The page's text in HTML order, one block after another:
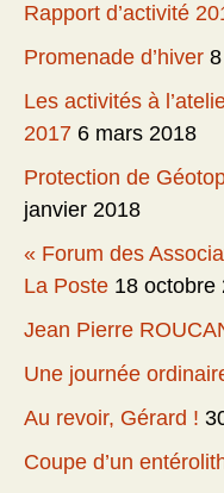
Rapport d’activité
Promenade d’hiver
Les activités à
2017 6 mars 2018
Protection de
janvier 2018
« Forum des
La Poste 18 octobre
Jean Pierre
Une journée
Au revoir, Gérard !
Coupe d’un